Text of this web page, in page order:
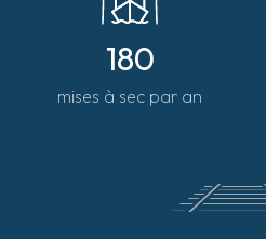
180
mises à sec par an